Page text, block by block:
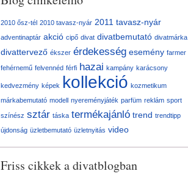
2010 ősz-tél 2010 tavasz-nyár 2011 tavasz-nyár
adventinaptár akció cipő divat divatbemutató divatmárka
divattervező ékszer érdekesség esemény farmer
fehérnemű felvennéd férfi hazai kampány karácsony
kedvezmény képek kollekció kozmetikum
márkabemutató modell nyereményjáték parfüm reklám sport
színész sztár táska termékajánló trend trendtipp
újdonság üzletbemutató üzletnyitás video
Friss cikkek a divatblogban